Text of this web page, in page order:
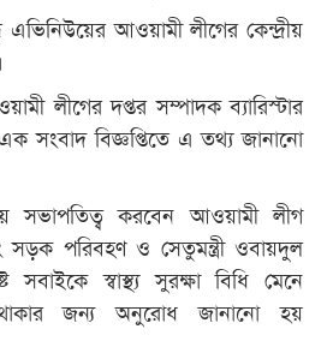
আওয়ামী লীগের কেন্দ্রীয়
লীগের দপ্তর সম্পাদক ব্যারিস্টার
এক সংবাদ বিজ্ঞপ্তিতে এ তথ্য জানানো
করবেন আওয়ামী লীগ
সড়ক পরিবহণ ও সেতুমন্ত্রী ওবায়দুল
সবাইকে স্বাস্থ্য সুরক্ষা বিধি মেনে
জন্য অনুরোধ জানানো হয়